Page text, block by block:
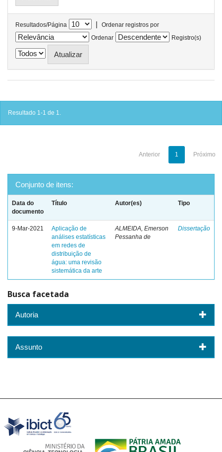
Resultados/Página |
Ordenar registros por
Ordenar
Registro(s)
Resultado 1-1 de 1.
Anterior 1 Próximo
Conjunto de itens:
Data do
documento
Título Autor(es) Tipo
9-Mar-2021
Aplicação de
análises estatísticas
em redes de
distribuição de
água: uma revisão
sistemática da arte
ALMEIDA, Emerson
Pessanha de
Dissertação
Busca facetada
Autoria
Assunto